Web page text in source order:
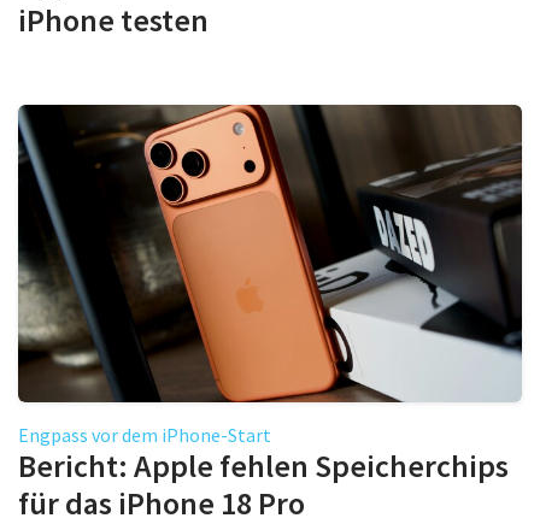
iPhone testen
Engpass vor dem iPhone-Start
Bericht: Apple fehlen Speicherchips
für das iPhone 18 Pro